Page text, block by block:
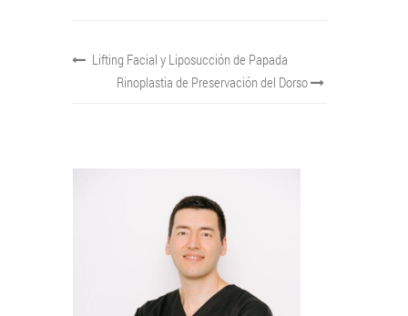
Lifting Facial y Liposucción de Papada
Rinoplastia de Preservación del Dorso